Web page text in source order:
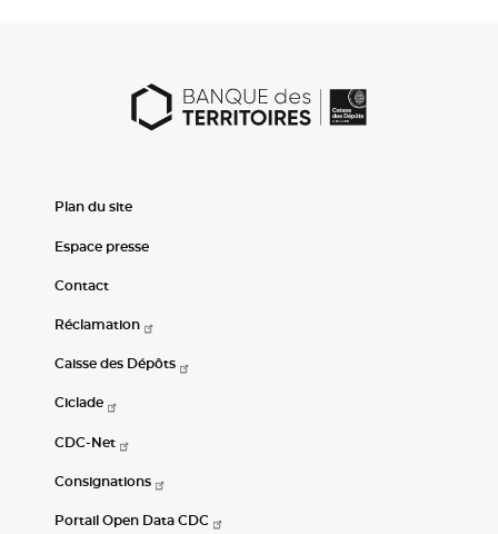
Plan du site
Espace presse
Contact
Réclamation
Caisse des Dépôts
Ciclade
CDC-Net
Consignations
Portail Open Data CDC